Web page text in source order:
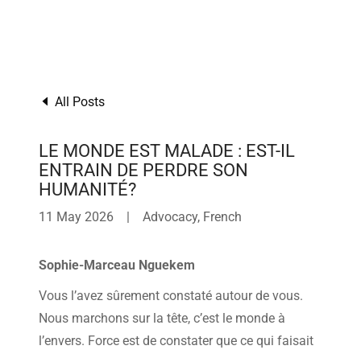
All Posts
LE MONDE EST MALADE : EST-IL
ENTRAIN DE PERDRE SON
HUMANITÉ?
11 May 2026 | Advocacy, French
Sophie-Marceau Nguekem
Vous l’avez sûrement constaté autour de vous.
Nous marchons sur la tête, c’est le monde à
l’envers. Force est de constater que ce qui faisait